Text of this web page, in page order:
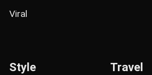
Viral
Style Travel